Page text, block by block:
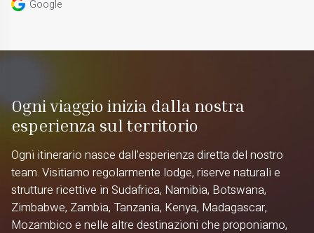
Google
Ogni viaggio inizia dalla nostra
esperienza sul territorio
Ogni itinerario nasce dall'esperienza diretta del nostro
team. Visitiamo regolarmente lodge, riserve naturali e
strutture ricettive in Sudafrica, Namibia, Botswana,
Zimbabwe, Zambia, Tanzania, Kenya, Madagascar,
Mozambico e nelle altre destinazioni che proponiamo,